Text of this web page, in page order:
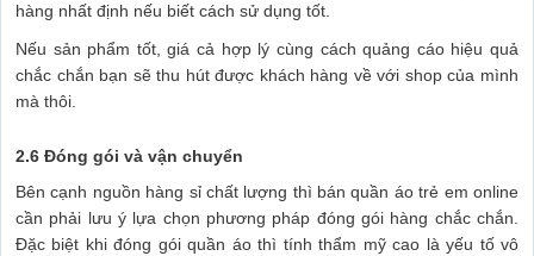
hàng nhất định nếu biết cách sử dụng tốt.
Nếu sản phẩm tốt, giá cả hợp lý cùng cách quảng cáo hiệu quả
chắc chắn bạn sẽ thu hút được khách hàng về với shop của mình
mà thôi.
2.6 Đóng gói và vận chuyển
Bên cạnh nguồn hàng sỉ chất lượng thì bán quần áo trẻ em online
cần phải lưu ý lựa chọn phương pháp đóng gói hàng chắc chắn.
Đặc biệt khi đóng gói quần áo thì tính thẩm mỹ cao là yếu tố vô